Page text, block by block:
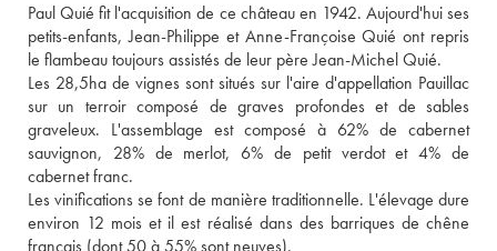
Paul Quié fit l'acquisition de ce château en 1942. Aujourd'hui ses
petits-enfants, Jean-Philippe et Anne-Françoise Quié ont repris
le flambeau toujours assistés de leur père Jean-Michel Quié.
Les 28,5ha de vignes sont situés sur l'aire d'appellation Pauillac
sur un terroir composé de graves profondes et de sables
graveleux. L'assemblage est composé à 62% de cabernet
sauvignon, 28% de merlot, 6% de petit verdot et 4% de
cabernet franc.
Les vinifications se font de manière traditionnelle. L'élevage dure
environ 12 mois et il est réalisé dans des barriques de chêne
français (dont 50 à 55% sont neuves).